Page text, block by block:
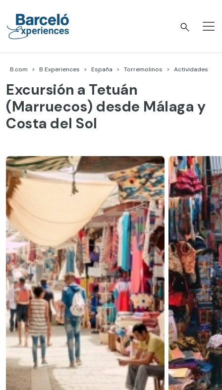
content
B.com B Experiences España Torremolinos Actividades
Excursión a Tetuán
(Marruecos) desde Málaga y
Costa del Sol